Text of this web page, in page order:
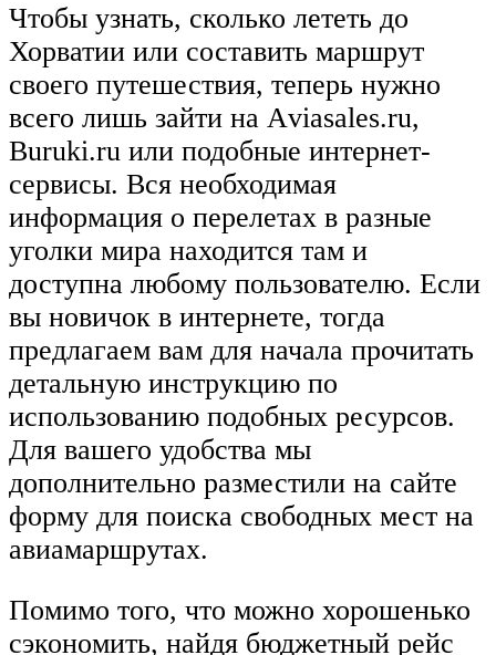
Чтобы узнать, сколько лететь до
Хорватии или составить маршрут
своего путешествия, теперь нужно
всего лишь зайти на Аviasales.ru,
Buruki.ru или подобные интернет-
сервисы. Вся необходимая
информация о перелетах в разные
уголки мира находится там и
доступна любому пользователю. Если
вы новичок в интернете, тогда
предлагаем вам для начала прочитать
детальную инструкцию по
использованию подобных ресурсов.
Для вашего удобства мы
дополнительно разместили на сайте
форму для поиска свободных мест на
авиамаршрутах.
Помимо того, что можно хорошенько
сэкономить, найдя бюджетный рейс